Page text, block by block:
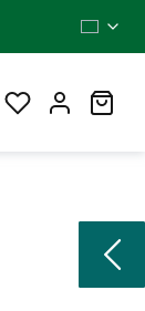
Du hast 0